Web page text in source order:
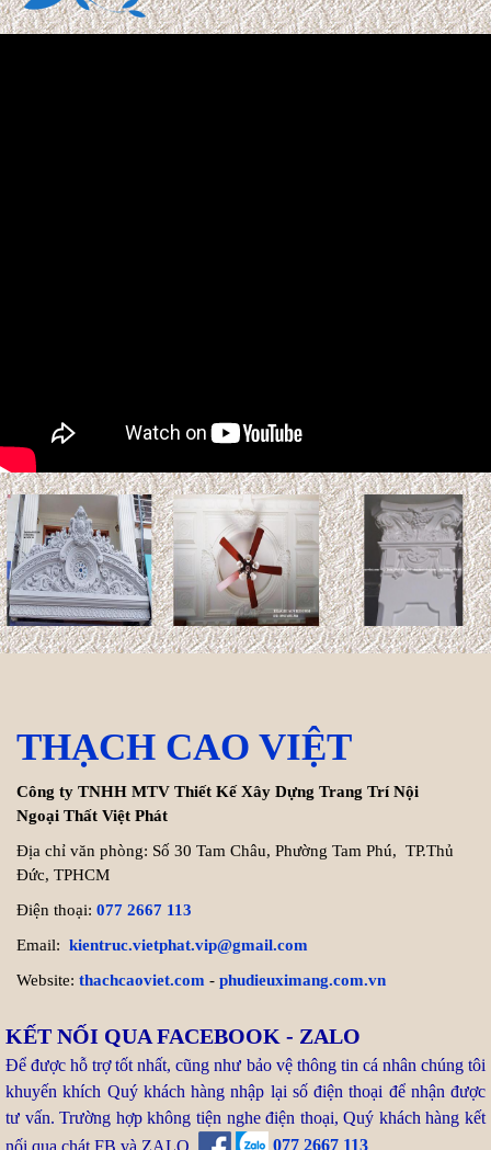
cấp, gỗ Bách Xanh từ lâu đã được ví như "quân vương" của
Loại nào tốt hơn? Độ bền &
Báo giá
Gỗ Teak (gỗ Giá Tỵ) và gỗ sồi là
hai vật liệu tự nhiên phổ biến trong thiết kế nội thất và kiến
trúc. ...
Xem thêm >>
Cách tính chi phí xây biệt thự
200m2 chính xác nhất
Hiện nay, chi phí thi công hoàn
200m2 dao động từ 8.000.000 VNĐ/m² cho đến ...
2027: Cơ hội Vàng đón thọ
Bước sang năm 2027 (Đinh
Mùi), gia chủ tuổi Kỷ Dậu 1969
chạm ngưỡng 59 tuổi (tuổi mụ). Trong dân gian, nhiều người
thường e ngại ...
THẠCH CAO VIỆT
Công ty TNHH MTV Thiết Kế Xây Dựng Trang Trí Nội
Ngoại Thất Việt Phát
Địa chỉ văn phòng: Số 30 Tam Châu, Phường Tam Phú, TP.Thủ
Đức, TPHCM
Điện thoại: 077 2667 113
Email: kientruc.vietphat.vip@gmail.com
Website: thachcaoviet.com - phudieuximang.com.vn
KẾT NỐI QUA FACEBOOK - ZALO
Để được hỗ trợ tốt nhất, cũng như bảo vệ thông tin cá nhân chúng tôi
khuyến khích Quý khách hàng nhập lại số điện thoại để nhận được
tư vấn. Trường hợp không tiện nghe điện thoại, Quý khách hàng kết
nối qua chát FB và ZALO.
077 2667 113